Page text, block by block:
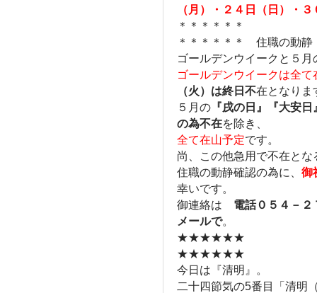
（月）・２４日（日）・
＊＊＊＊＊＊
＊＊＊＊＊＊ 住職の動
ゴールデンウイークと５
ゴールデンウイークは全て
（火）は終日不在となりま
５月の 『戌の日』『大安日
の為不在を除き、
全て在山予定です。
尚、この他急用で不在と
住職の動静確認の為に、 御
幸いです。
御連絡は 電話０５４－
メールで。
★★★★★★
★★★★★★
今日は『清明』。
二十四節気の5番目「清明